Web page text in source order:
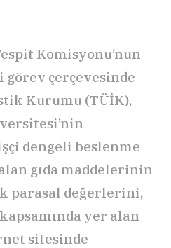
Komisyonu’nun
görev çerçevesinde
Kurumu (TÜİK),
dengeli beslenme
gıda maddelerinin
parasal değerlerini,
yer alan
sitesinde